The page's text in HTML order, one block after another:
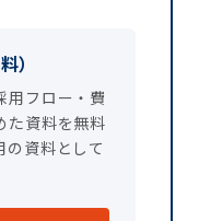
）
用フロー・費
た資料を無料
の資料として